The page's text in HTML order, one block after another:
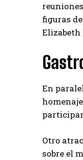
figuras
En
Otro
sobre el